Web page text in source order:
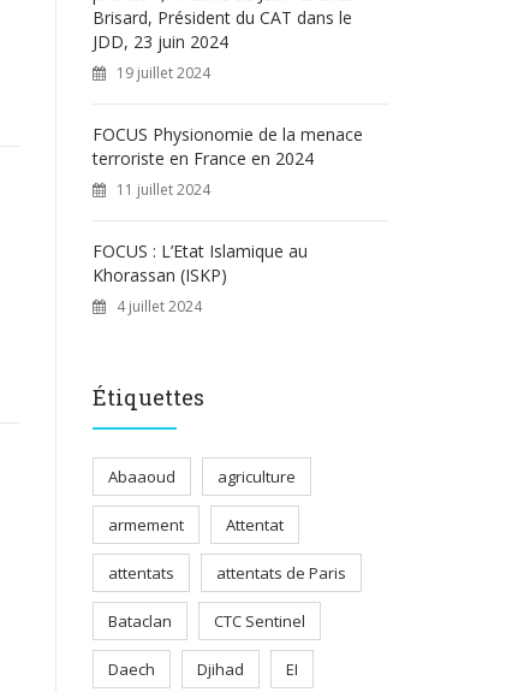
Brisard, Président du CAT dans le
JDD, 23 juin 2024
19 juillet 2024
FOCUS Physionomie de la menace
terroriste en France en 2024
11 juillet 2024
FOCUS : L’Etat Islamique au
Khorassan (ISKP)
4 juillet 2024
Étiquettes
Abaaoud agriculture
armement Attentat
attentats attentats de Paris
Bataclan CTC Sentinel
Daech Djihad EI